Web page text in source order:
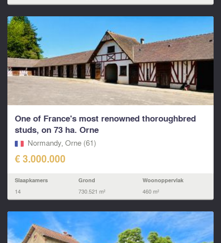
One of France's most renowned thoroughbred
studs, on 73 ha. Orne
Normandy, Orne (61)
€ 3.000.000
Slaapkamers
14
Grond
730.521 m²
Woonoppervlak
460 m²